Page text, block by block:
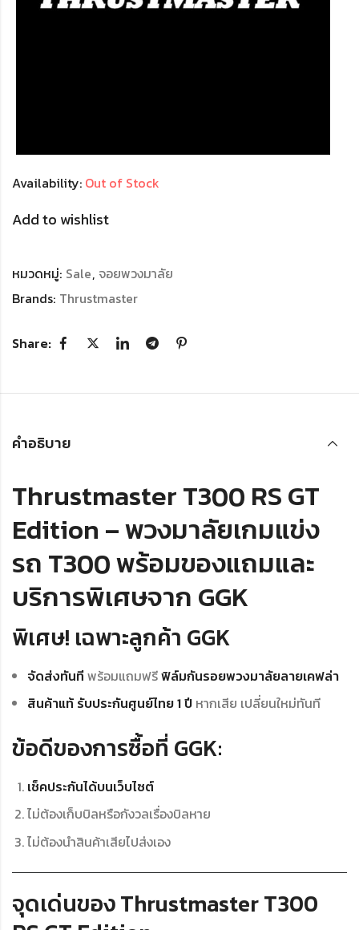
Availability: Out of Stock
Add to wishlist
หมวดหมู่: Sale, จอยพวงมาลัย
Brands: Thrustmaster
Share:
คำอธิบาย
Thrustmaster T300 RS GT
Edition – พวงมาลัยเกมแข่ง
รถ T300 พร้อมของแถมและ
บริการพิเศษจาก GGK
พิเศษ! เฉพาะลูกค้า GGK
จัดส่งทันทีพร้อมแถมฟรีฟิล์มกันรอยพวงมาลัยลายเคฟล่า
สินค้าแท้ รับประกันศูนย์ไทย 1 ปี หากเสีย เปลี่ยนใหม่ทันที
ข้อดีของการซื้อที่ GGK:
เช็คประกันได้บนเว็บไซต์
ไม่ต้องเก็บบิลหรือกังวลเรื่องบิลหาย
ไม่ต้องนำสินค้าเสียไปส่งเอง
จุดเด่นของ Thrustmaster T300